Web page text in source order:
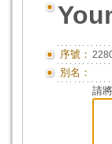
序號：
別名：
請